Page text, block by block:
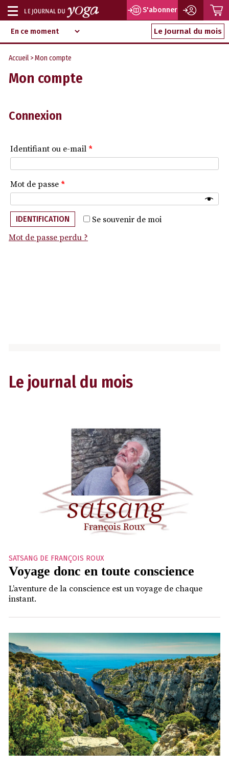
Aller
au
contenu
d‘information
indépendant
Afficher
ou
masquer
la
navigation
S'abonner
Le Journal du mois
Accueil > Mon compte
Mon compte
Connexion
Identifiant ou e-mail *
Mot de passe *
Se souvenir de moi
IDENTIFICATION
Mot de passe perdu ?
Le journal du mois
SATSANG DE FRANÇOIS ROUX
Voyage donc en toute conscience
L’aventure de la conscience est un voyage de chaque
instant.